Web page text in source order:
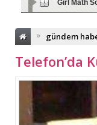
Girl Math
» gündem
Telefon’da